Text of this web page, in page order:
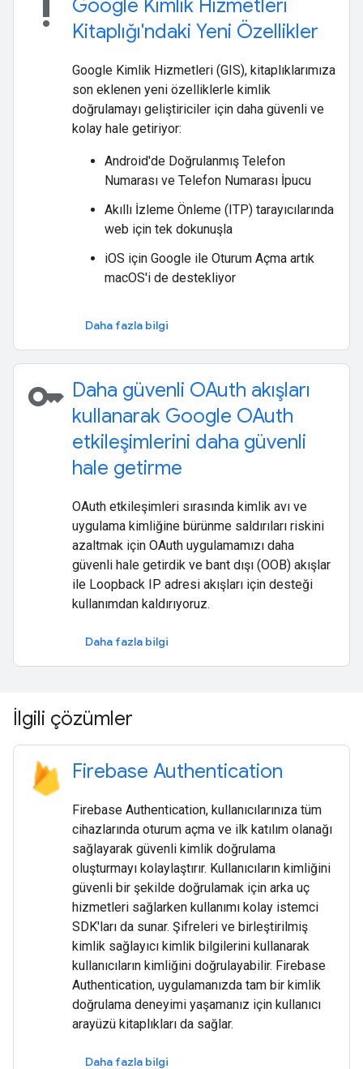
priority_high
Google Kimlik Hizmetleri
Kitaplığı'ndaki Yeni Özellikler
Google Kimlik Hizmetleri (GIS), kitaplıklarımıza
son eklenen yeni özelliklerle kimlik
doğrulamayı geliştiriciler için daha güvenli ve
kolay hale getiriyor:
Android'de Doğrulanmış Telefon
Numarası ve Telefon Numarası İpucu
Akıllı İzleme Önleme (ITP) tarayıcılarında
web için tek dokunuşla
iOS için Google ile Oturum Açma artık
macOS'i de destekliyor
Daha fazla bilgi
key Daha güvenli OAuth akışları
kullanarak Google OAuth
etkileşimlerini daha güvenli
hale getirme
OAuth etkileşimleri sırasında kimlik avı ve
uygulama kimliğine bürünme saldırıları riskini
azaltmak için OAuth uygulamamızı daha
güvenli hale getirdik ve bant dışı (OOB) akışlar
ile Loopback IP adresi akışları için desteği
kullanımdan kaldırıyoruz.
Daha fazla bilgi
İlgili çözümler
Firebase Authentication
Firebase Authentication, kullanıcılarınıza tüm
cihazlarında oturum açma ve ilk katılım olanağı
sağlayarak güvenli kimlik doğrulama
oluşturmayı kolaylaştırır. Kullanıcıların kimliğini
güvenli bir şekilde doğrulamak için arka uç
hizmetleri sağlarken kullanımı kolay istemci
SDK'ları da sunar. Şifreleri ve birleştirilmiş
kimlik sağlayıcı kimlik bilgilerini kullanarak
kullanıcıların kimliğini doğrulayabilir. Firebase
Authentication, uygulamanızda tam bir kimlik
doğrulama deneyimi yaşamanız için kullanıcı
arayüzü kitaplıkları da sağlar.
Daha fazla bilgi